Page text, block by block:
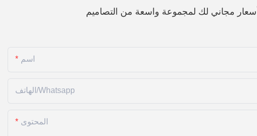
مجاني لك لمجموعة واسعة من التصاميم
اسم
الهاتف/whatsapp
المحتوى